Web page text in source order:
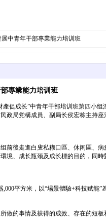
中青年干部專業能力培训班
專業能力培训班
產促成长”中青年干部培训班第四小
政局党構成員、副局长侯宏栋主持座
前後走進白叟私糊口區、休闲區、
境、成长瓶颈及成长標的目的，同
平方米，以“場景體驗+科技赋能
做的事情及获得的成效、存在的短